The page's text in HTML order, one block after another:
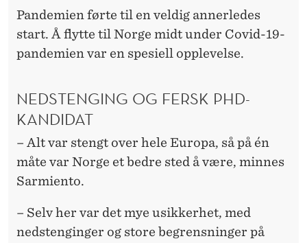
Pandemien førte til en veldig annerledes
start. Å flytte til Norge midt under Covid-19-
pandemien var en spesiell opplevelse.
NEDSTENGING OG FERSK PHD-
KANDIDAT
– Alt var stengt over hele Europa, så på én
måte var Norge et bedre sted å være, minnes
Sarmiento.
– Selv her var det mye usikkerhet, med
nedstenginger og store begrensninger på